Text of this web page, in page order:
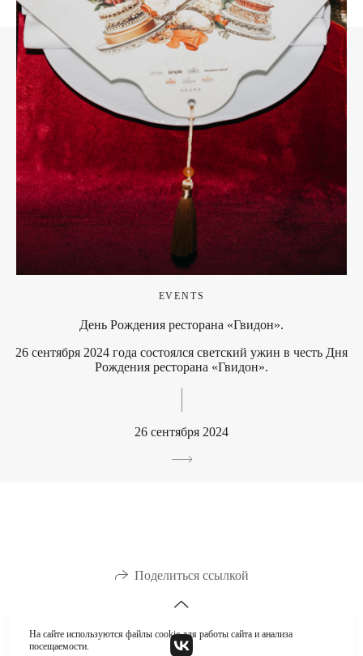
EVENTS
День Рождения ресторана «Гвидон».
26 сентября 2024 года состоялся светский ужин в честь Дня
Рождения ресторана «Гвидон».
26 сентября 2024
Поделиться ссылкой
На сайте используются файлы cookie для работы сайта и анализа
посещаемости.